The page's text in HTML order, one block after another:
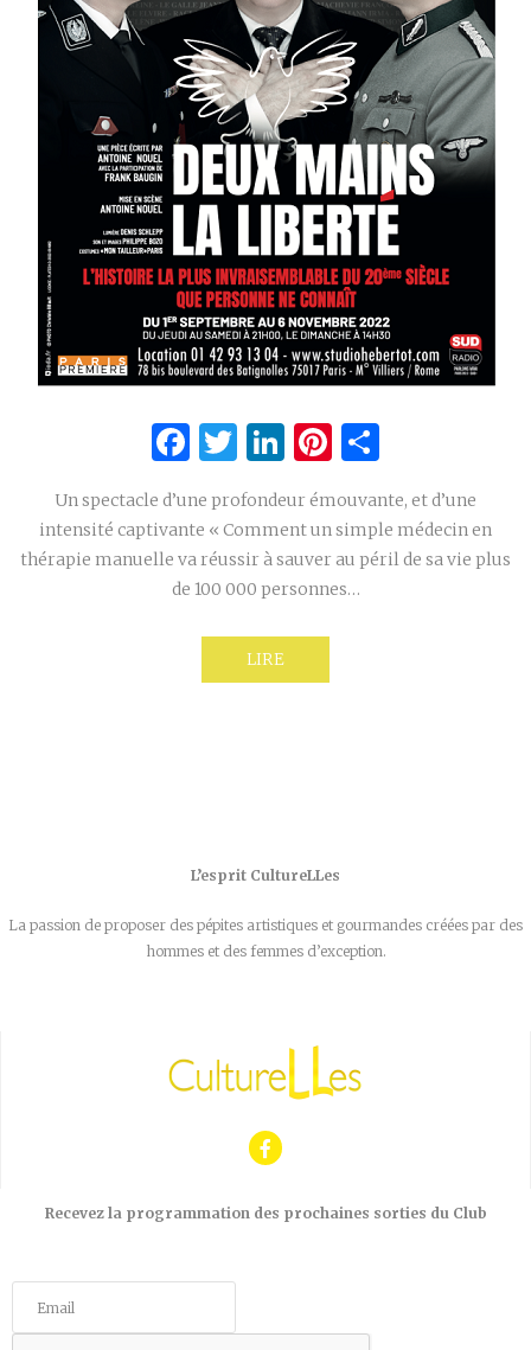
Facebook
Twitter
LinkedIn
Pinterest
Un spectacle d’une profondeur émouvante, et d’une
intensité captivante « Comment un simple médecin en
thérapie manuelle va réussir à sauver au péril de sa vie plus
de 100 000 personnes…
LIRE
L’esprit CultureLLes
La passion de proposer des pépites artistiques et gourmandes créées par des
hommes et des femmes d’exception.
Recevez la programmation des prochaines sorties du Club